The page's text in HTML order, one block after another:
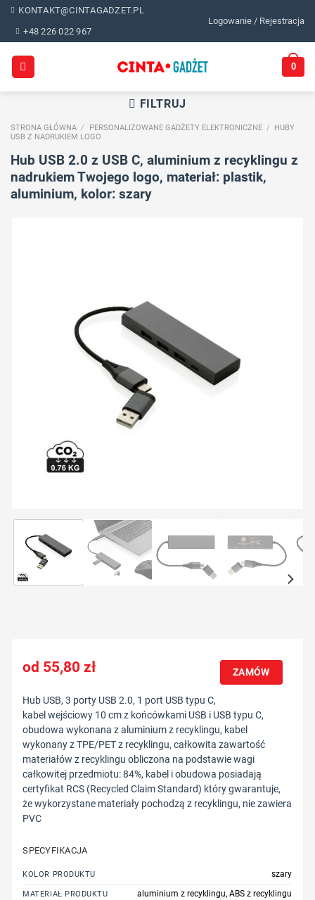
Skip
content
KONTAKT@CINTAGADZET.PL
+48 226 022 967
Logowanie / Rejestracja
0
FILTRUJ
STRONA GŁÓWNA / PERSONALIZOWANE GADŻETY ELEKTRONICZNE /
HUBY
USB Z NADRUKIEM LOGO
Hub USB 2.0 z USB C, aluminium z recyklingu z
nadrukiem Twojego logo, materiał: plastik,
aluminium, kolor: szary
55,80zł ZAMÓW
Hub USB, 3 porty USB 2.0, 1 port USB typu C,
kabel wejściowy 10 cm z końcówkami USB i USB typu C,
obudowa wykonana z aluminium z recyklingu, kabel
wykonany z TPE/PET z recyklingu, całkowita zawartość
materiałów z recyklingu obliczona na podstawie wagi
całkowitej przedmiotu: 84%, kabel i obudowa posiadają
certyfikat RCS (Recycled Claim Standard) który gwarantuje,
że wykorzystane materiały pochodzą z recyklingu, nie zawiera
PVC
SPECYFIKACJA
KOLOR PRODUKTU szary
MATERIAŁ PRODUKTU aluminium z recyklingu, ABS z recyklingu